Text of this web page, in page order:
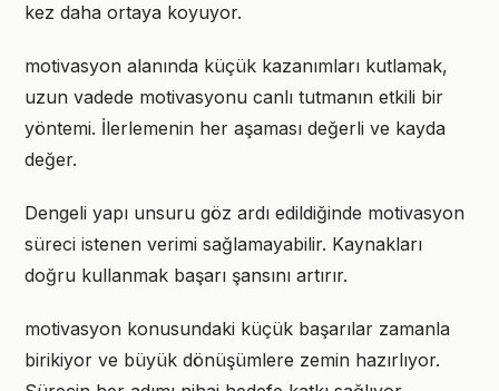
kez daha ortaya koyuyor.
motivasyon alanında küçük kazanımları kutlamak,
uzun vadede motivasyonu canlı tutmanın etkili bir
yöntemi. İlerlemenin her aşaması değerli ve kayda
değer.
Dengeli yapı unsuru göz ardı edildiğinde motivasyon
süreci istenen verimi sağlamayabilir. Kaynakları
doğru kullanmak başarı şansını artırır.
motivasyon konusundaki küçük başarılar zamanla
birikiyor ve büyük dönüşümlere zemin hazırlıyor.